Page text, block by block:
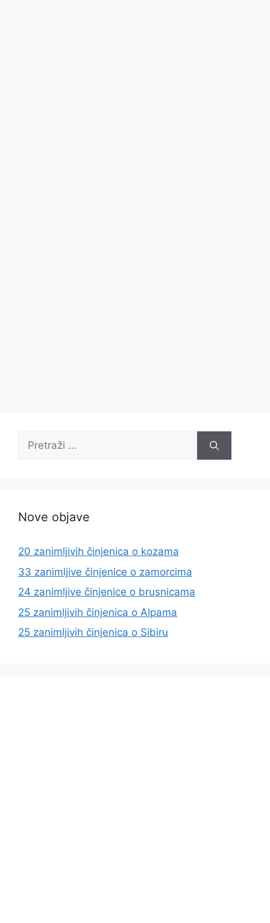
Pretraži:
Nove objave
20 zanimljivih činjenica o kozama
33 zanimljive činjenice o zamorcima
24 zanimljive činjenice o brusnicama
25 zanimljivih činjenica o Alpama
25 zanimljivih činjenica o Sibiru